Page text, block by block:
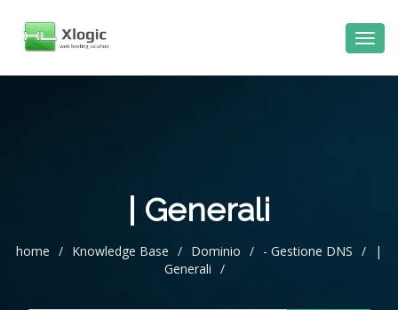
contenuto
| Generali
home / Knowledge Base / Dominio / - Gestione DNS /
|
Generali /